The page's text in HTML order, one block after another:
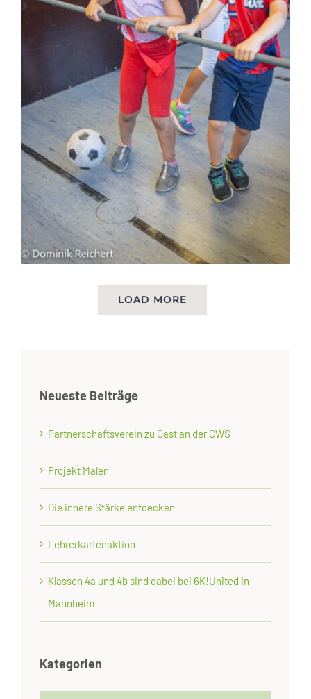
LOAD MORE
Neueste Beiträge
Partnerschaftsverein zu Gast an der CWS
Projekt Malen
Die innere Stärke entdecken
Lehrerkartenaktion
Klassen 4a und 4b sind dabei bei 6K!United in
Mannheim
Kategorien